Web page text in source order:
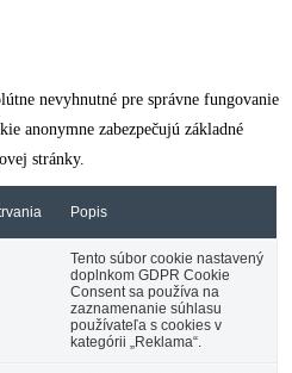
nevyhnutné pre správne fungovanie
anonymne zabezpečujú základné
stránky.
Popis
Tento súbor cookie nastavený
doplnkom GDPR Cookie
Consent sa používa na
zaznamenanie súhlasu
používateľa s cookies v
kategórii „Reklama“.